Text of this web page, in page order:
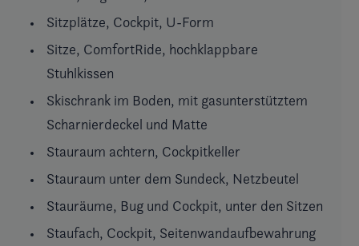
Sitzplätze, Cockpit, U-Form
Sitze, ComfortRide, hochklappbare
Stuhlkissen
Skischrank im Boden, mit gasunterstütztem
Scharnierdeckel und Matte
Stauraum achtern, Cockpitkeller
Stauraum unter dem Sundeck, Netzbeutel
Stauräume, Bug und Cockpit, unter den Sitzen
Staufach, Cockpit, Seitenwandaufbewahrung